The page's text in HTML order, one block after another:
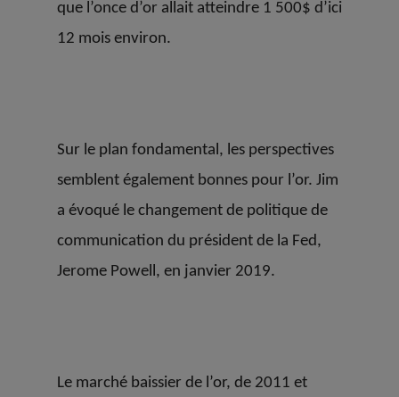
que l’once d’or allait atteindre 1 500$ d’ici
12 mois environ.
Sur le plan fondamental, les perspectives
semblent également bonnes pour l’or. Jim
a évoqué le changement de politique de
communication du président de la Fed,
Jerome Powell, en janvier 2019.
Le marché baissier de l’or, de 2011 et